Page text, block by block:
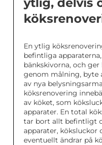
En ytlig
befintliga
bänkskivorna, och
genom målning, byte
av nya
köksrenovering
av köket, som
apparater. En total
tar bort allt befintligt
apparater, köksluckor
eventuellt ändrar på